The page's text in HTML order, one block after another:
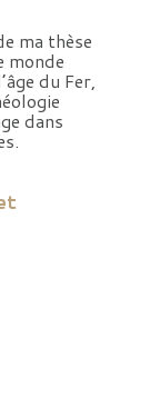
ma thèse
monde
du Fer,
dans